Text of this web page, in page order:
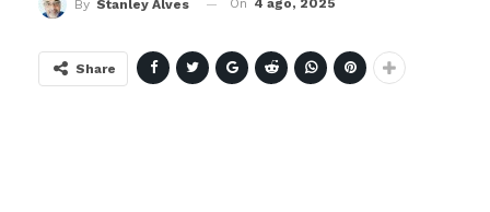
By Stanley Alves On 4 ago, 2025
Share